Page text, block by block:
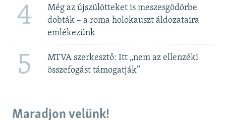
4
Még az újszülötteket is meszesgödörbe
dobták – a roma holokauszt áldozataira
emlékezünk
5
MTVA szerkesztő: Itt „nem az ellenzéki
összefogást támogatják”
Maradjon velünk!